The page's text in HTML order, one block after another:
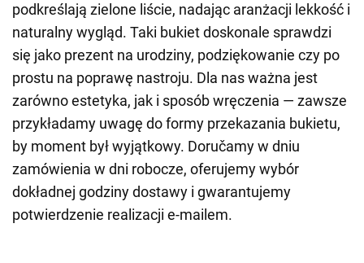
podkreślają zielone liście, nadając aranżacji lekkość i
naturalny wygląd. Taki bukiet doskonale sprawdzi
się jako prezent na urodziny, podziękowanie czy po
prostu na poprawę nastroju. Dla nas ważna jest
zarówno estetyka, jak i sposób wręczenia — zawsze
przykładamy uwagę do formy przekazania bukietu,
by moment był wyjątkowy. Doručamy w dniu
zamówienia w dni robocze, oferujemy wybór
dokładnej godziny dostawy i gwarantujemy
potwierdzenie realizacji e-mailem.